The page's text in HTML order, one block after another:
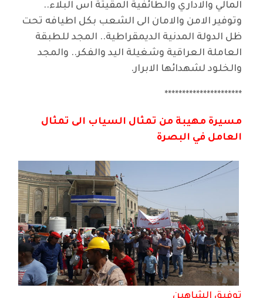
المالي والاداري والطائفية المقيتة اس البلاء..
وتوفير الامن والامان الى الشعب بكل اطيافه تحت
ظل الدولة المدنية الديمقراطية.. المجد للطبقة
العاملة العراقية وشغيلة اليد والفكر.. والمجد
والخلود لشهدائها الابرار.
**********************
مسيرة مهيبة من تمثال السياب الى تمثال
العامل في البصرة